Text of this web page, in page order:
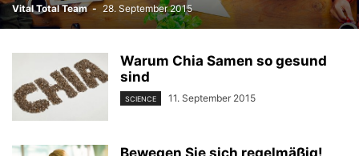
Vital Total Team - 28. September 2015
Warum Chia Samen so gesund
sind
SCIENCE 11. September 2015
Bewegen Sie sich regelmäßig!